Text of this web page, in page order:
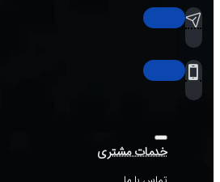
خدمات مشتری